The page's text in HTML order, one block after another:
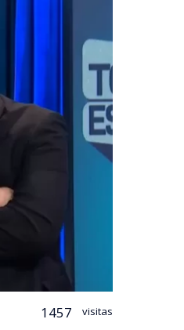
1457 visitas